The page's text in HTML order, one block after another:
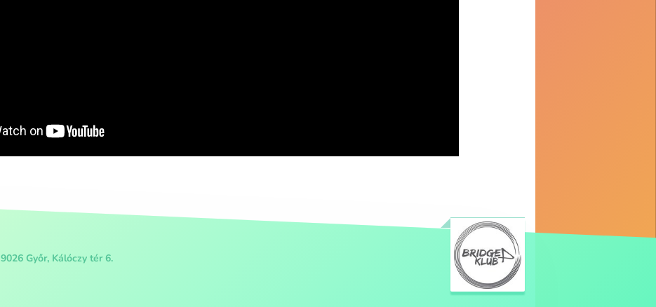
9026 Győr, Kálóczy tér 6.